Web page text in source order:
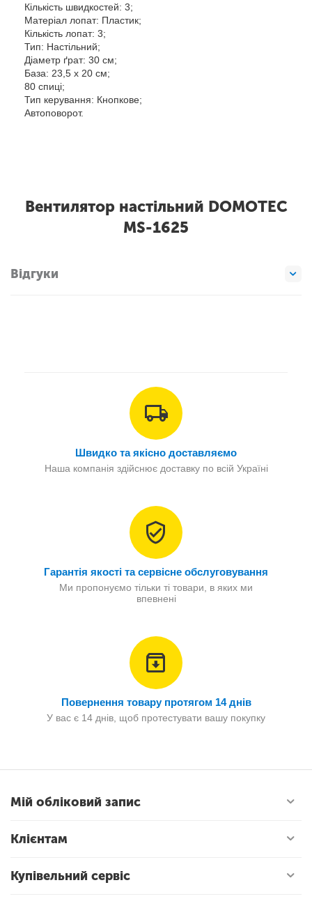
Кількість швидкостей: 3;
Матеріал лопат: Пластик;
Кількість лопат: 3;
Тип: Настільний;
Діаметр ґрат: 30 см;
База: 23,5 х 20 см;
80 спиці;
Тип керування: Кнопкове;
Автоповорот.
Вентилятор настільний DOMOTEC
MS-1625
Відгуки
Швидко та якісно доставляємо
Наша компанія здійснює доставку по всій Україні
Гарантія якості та сервісне обслуговування
Ми пропонуємо тільки ті товари, в яких ми
впевнені
Повернення товару протягом 14 днів
У вас є 14 днів, щоб протестувати вашу покупку
Мій обліковий запис
Клієнтам
Купівельний сервіс